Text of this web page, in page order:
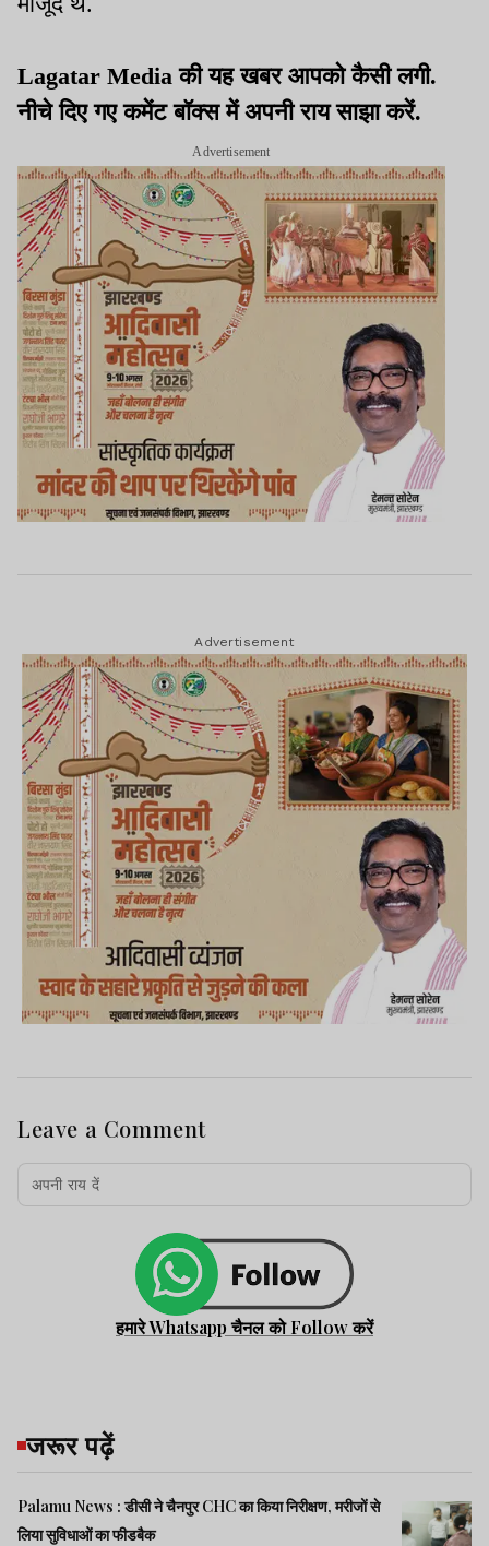
Lagatar Media की यह खबर आपको कैसी लगी.
नीचे दिए गए कमेंट बॉक्स में अपनी राय साझा करें.
Advertisement
Advertisement
Leave a Comment
हमारे Whatsapp चैनल को Follow करें
जरूर पढ़ें
Palamu News : डीसी ने चैनपुर CHC का किया निरीक्षण, मरीजों से
लिया सुविधाओं का फीडबैक